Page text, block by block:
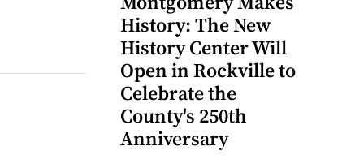
History: The New
History Center Will
Open in Rockville to
Celebrate the
County's 250th
Anniversary